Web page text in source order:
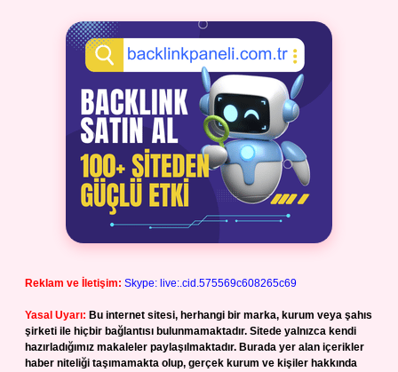
Reklam ve İletişim: Skype: live:.cid.575569c608265c69
Yasal Uyarı: Bu internet sitesi, herhangi bir marka, kurum veya şahıs
şirketi ile hiçbir bağlantısı bulunmamaktadır. Sitede yalnızca kendi
hazırladığımız makaleler paylaşılmaktadır. Burada yer alan içerikler
haber niteliği taşımamakta olup, gerçek kurum ve kişiler hakkında